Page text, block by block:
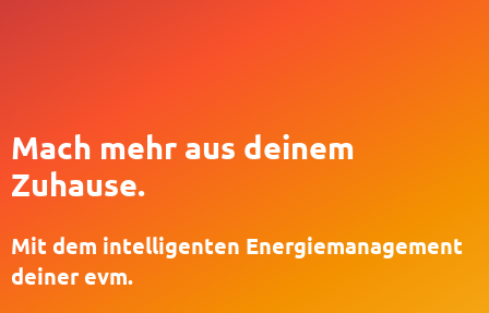
Mach mehr aus deinem
Zuhause.
Mit dem intelligenten Energiemanagement
deiner evm.